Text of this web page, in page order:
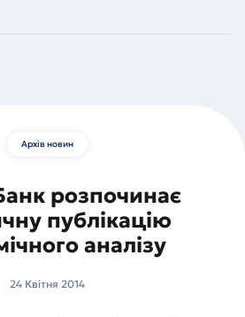
Архів новин
розпочинає
публікацію
аналізу
24 Квітня 2014